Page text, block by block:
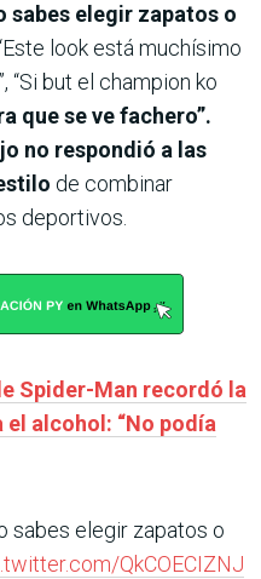
sabes elegir zapatos o
look está muchísimo
“Si but el champion ko
que se ve fachero”.
no respondió a las
de combinar
deportivos.
Spider-Man recordó la
alcohol: “No podía
sabes elegir zapatos o
QkCOECIZNJ